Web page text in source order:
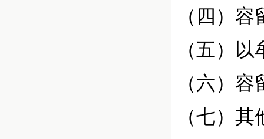
（四）
（五）
（六）
（七）